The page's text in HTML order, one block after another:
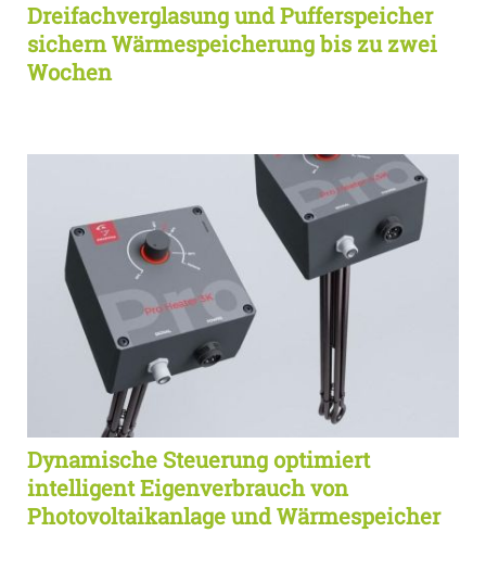
Dreifachverglasung und Pufferspeicher
sichern Wärmespeicherung bis zu zwei
Wochen
Dynamische Steuerung optimiert
intelligent Eigenverbrauch von
Photovoltaikanlage und Wärmespeicher